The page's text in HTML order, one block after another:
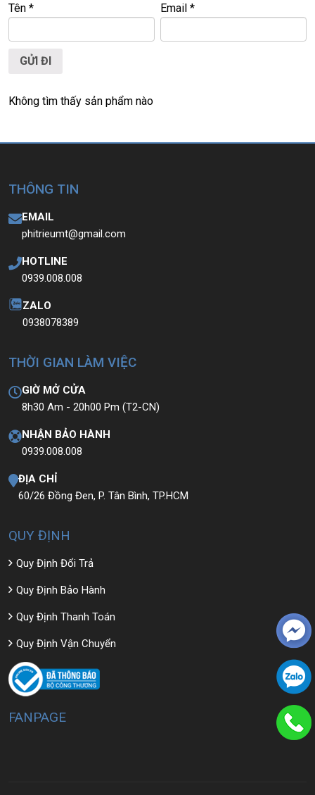
Tên * Email*
Không tìm thấy sản phẩm nào
THÔNG TIN
EMAIL
phitrieumt@gmail.com
HOTLINE
0939.008.008
ZALO
0938078389
THỜI GIAN LÀM VIỆC
GIỜ MỞ CỬA
8h30 Am - 20h00 Pm (T2-CN)
NHẬN BẢO HÀNH
0939.008.008
ĐỊA CHỈ
60/26 Đồng Đen, P. Tân Bình, TP.HCM
QUY ĐỊNH
Quy Định Đổi Trả
Quy Định Bảo Hành
Quy Định Thanh Toán
Quy Định Vận Chuyển
FANPAGE